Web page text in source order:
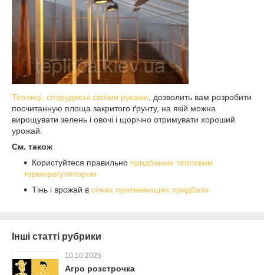
Теплиці, споруджені своїми руками , дозволить вам розробити
посчитанную площа закритого ґрунту, на якій можна
вирощувати зелень і овочі і щорічно отримувати хороший
урожай.
См. також
Користуйтеся правильно придбаним тепловим
терморегулятором
Тінь і врожай в сітках притеняющих придбати
Інші статті рубрики
10.10.2025
Агро розстрочка